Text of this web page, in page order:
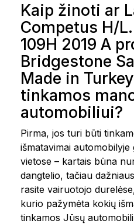
Kaip žinoti ar
Competus H/
109H 2019 A
Bridgestone
Made in
tinkamos
automobiliui?
Pirma, jos turi būti
išmatavimai
vietose – kartais būna
dangtelio, tačiau
rasite vairuotojo
kurio pažymėta kokių
tinkamos Jūsų